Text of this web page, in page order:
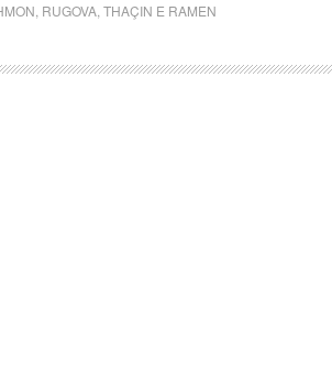
RUGOVA THAÇIN E RAMEN